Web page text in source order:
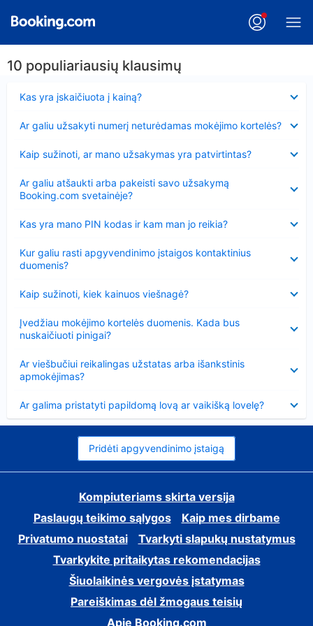
10 populiariausių klausimų
Kas yra įskaičiuota į kainą?
Ar galiu užsakyti numerį neturėdamas mokėjimo kortelės?
Kaip sužinoti, ar mano užsakymas yra patvirtintas?
Ar galiu atšaukti arba pakeisti savo užsakymą
Booking.com svetainėje?
Kas yra mano PIN kodas ir kam man jo reikia?
Kur galiu rasti apgyvendinimo įstaigos kontaktinius
duomenis?
Kaip sužinoti, kiek kainuos viešnagė?
Įvedžiau mokėjimo kortelės duomenis. Kada bus
nuskaičiuoti pinigai?
Ar viešbučiui reikalingas užstatas arba išankstinis
apmokėjimas?
Ar galima pristatyti papildomą lovą ar vaikišką lovelę?
Pridėti apgyvendinimo įstaigą
Kompiuteriams skirta versija
Paslaugų teikimo sąlygos
Kaip mes dirbame
Privatumo nuostatai
Tvarkyti slapukų nustatymus
Tvarkykite pritaikytas rekomendacijas
Šiuolaikinės vergovės įstatymas
Pareiškimas dėl žmogaus teisių
Apie Booking.com